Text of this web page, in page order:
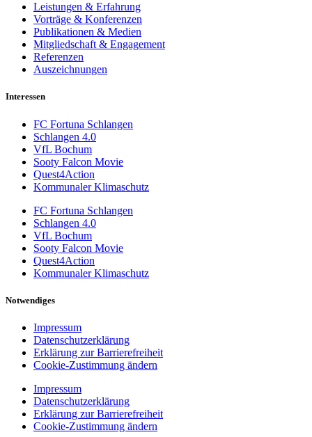
Leistungen & Erfahrung
Vorträge & Konferenzen
Publikationen & Medien
Mitgliedschaft & Engagement
Referenzen
Auszeichnungen
Interessen
FC Fortuna Schlangen
Schlangen 4.0
VfL Bochum
Sooty Falcon Movie
Quest4Action
Kommunaler Klimaschutz
FC Fortuna Schlangen
Schlangen 4.0
VfL Bochum
Sooty Falcon Movie
Quest4Action
Kommunaler Klimaschutz
Notwendiges
Impressum
Datenschutzerklärung
Erklärung zur Barrierefreiheit
Cookie-Zustimmung ändern
Impressum
Datenschutzerklärung
Erklärung zur Barrierefreiheit
Cookie-Zustimmung ändern